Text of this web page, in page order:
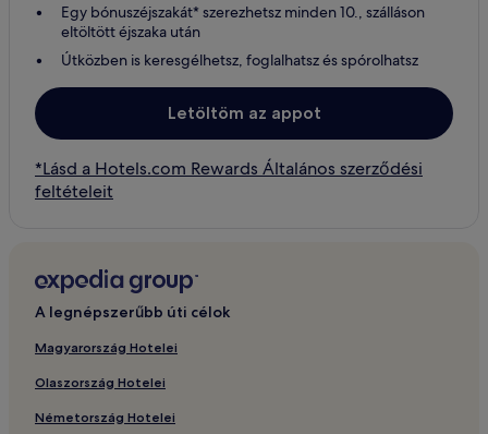
Egy bónuszéjszakát* szerezhetsz minden 10., szálláson
eltöltött éjszaka után
Útközben is keresgélhetsz, foglalhatsz és spórolhatsz
Letöltöm az appot
*Lásd a Hotels.com Rewards Általános szerződési
feltételeit
A legnépszerűbb úti célok
Magyarország Hotelei
Olaszország Hotelei
Németország Hotelei